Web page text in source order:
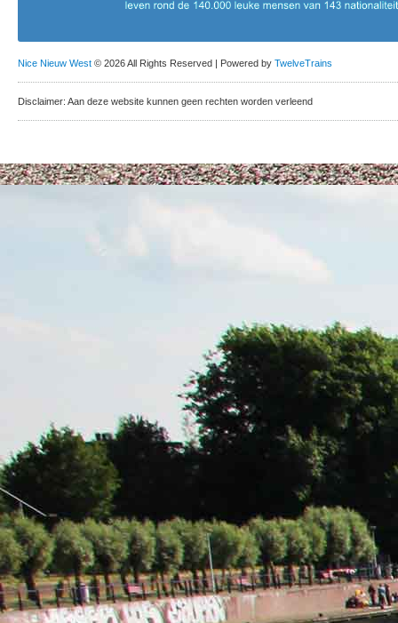
Nice Nieuw West © 2026 All Rights Reserved | Powered by TwelveTrains
Disclaimer: Aan deze website kunnen geen rechten worden verleend